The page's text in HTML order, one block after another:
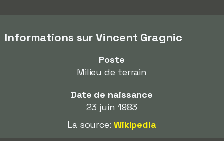
Informations sur Vincent Gragnic
Poste
Milieu de terrain
Date de naissance
23 juin 1983
La source: Wikipedia